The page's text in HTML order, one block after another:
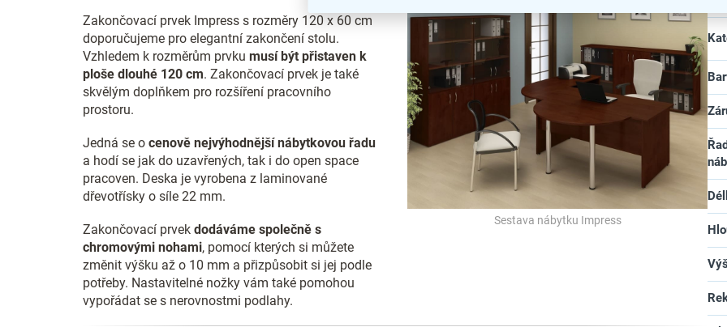
Zakončovací prvek Impress s rozměry 120 x 60 cm
doporučujeme pro elegantní zakončení stolu.
Vzhledem k rozměrům prvku musí být přistaven k
ploše dlouhé 120 cm. Zakončovací prvek je také
skvělým doplňkem pro rozšíření pracovního
prostoru.
Jedná se o cenově nejvýhodnější nábytkovou řadu
a hodí se jak do uzavřených, tak i do open space
pracoven. Deska je vyrobena z laminované
dřevotřísky o síle 22 mm.
Zakončovací prvek dodáváme společně s
chromovými nohami, pomocí kterých si můžete
změnit výšku až o 10 mm a přizpůsobit si jej podle
potřeby. Nastavitelné nožky vám také pomohou
vypořádat se s nerovnostmi podlahy.
Sestava nábytku Impress